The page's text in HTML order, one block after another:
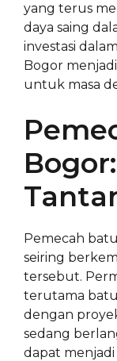
yang terus
daya saing
investasi
Bogor
untuk masa
Pemecah
seiring
tersebut.
terutama
dengan
sedang
dapat